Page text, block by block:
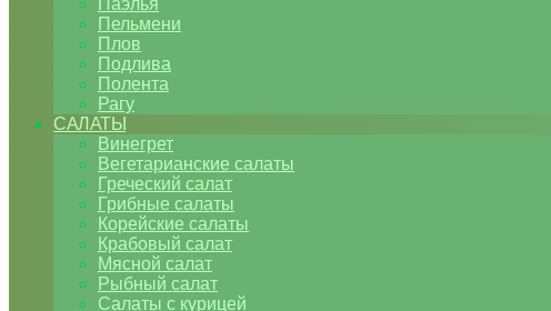
Паэлья
Пельмени
Плов
Подлива
Полента
Рагу
САЛАТЫ
Винегрет
Вегетарианские салаты
Греческий салат
Грибные салаты
Корейские салаты
Крабовый салат
Мясной салат
Рыбный салат
Салаты с курицей